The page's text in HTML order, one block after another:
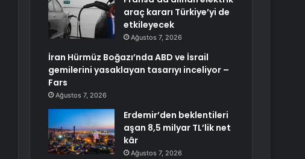
araç kararı Türkiye’yi de
etkileyecek
Ağustos 7, 2026
İran Hürmüz Boğazı’nda ABD ve İsrail
gemilerini yasaklayan tasarıyı inceliyor –
Fars
Ağustos 7, 2026
Erdemir’den beklentileri
aşan 8,5 milyar TL’lik net
kâr
Ağustos 7, 2026